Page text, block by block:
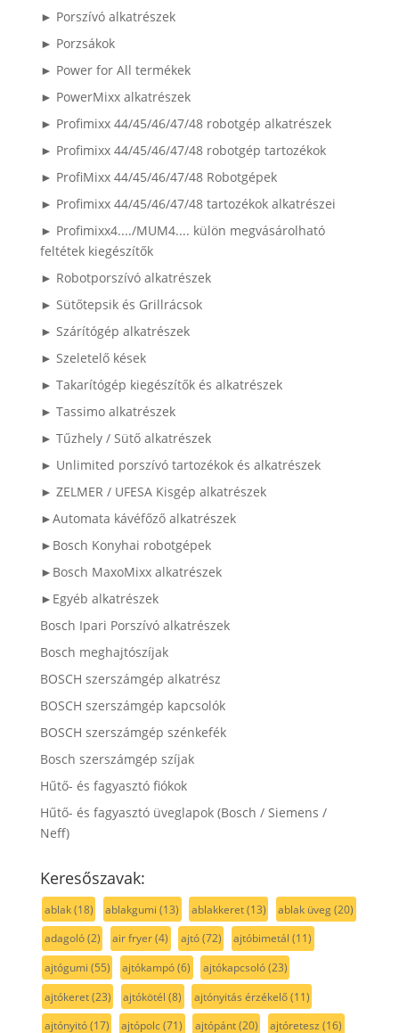
► Porszívó alkatrészek
► Porzsákok
► Power for All termékek
► PowerMixx alkatrészek
► Profimixx 44/45/46/47/48 robotgép alkatrészek
► Profimixx 44/45/46/47/48 robotgép tartozékok
► ProfiMixx 44/45/46/47/48 Robotgépek
► Profimixx 44/45/46/47/48 tartozékok alkatrészei
► Profimixx4..../MUM4.... külön megvásárolható
feltétek kiegészítők
► Robotporszívó alkatrészek
► Sütőtepsik és Grillrácsok
► Szárítógép alkatrészek
► Szeletelő kések
► Takarítógép kiegészítők és alkatrészek
► Tassimo alkatrészek
► Tűzhely / Sütő alkatrészek
► Unlimited porszívó tartozékok és alkatrészek
► ZELMER / UFESA Kisgép alkatrészek
►Automata kávéfőző alkatrészek
►Bosch Konyhai robotgépek
►Bosch MaxoMixx alkatrészek
►Egyéb alkatrészek
Bosch Ipari Porszívó alkatrészek
Bosch meghajtószíjak
BOSCH szerszámgép alkatrész
BOSCH szerszámgép kapcsolók
BOSCH szerszámgép szénkefék
Bosch szerszámgép szíjak
Hűtő- és fagyasztó fiókok
Hűtő- és fagyasztó üveglapok (Bosch / Siemens /
Neff)
Keresőszavak:
ablak(18) ablakgumi (13) ablakkeret(13) ablak üveg(20)
adagoló(2) air fryer(4) ajtó(72) ajtóbimetál (11)
ajtógumi (55) ajtókampó(6) ajtókapcsoló(23)
ajtókeret(23) ajtókötél (8) ajtónyitás érzékelő(11)
ajtónyitó(17) ajtópolc(71) ajtópánt(20) ajtóretesz (16)